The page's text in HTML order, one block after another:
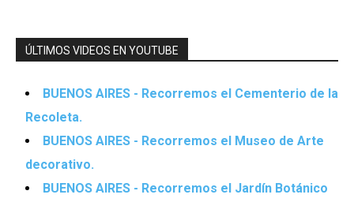
ÚLTIMOS VIDEOS EN YOUTUBE
BUENOS AIRES - Recorremos el Cementerio de la
Recoleta.
BUENOS AIRES - Recorremos el Museo de Arte
decorativo.
BUENOS AIRES - Recorremos el Jardín Botánico